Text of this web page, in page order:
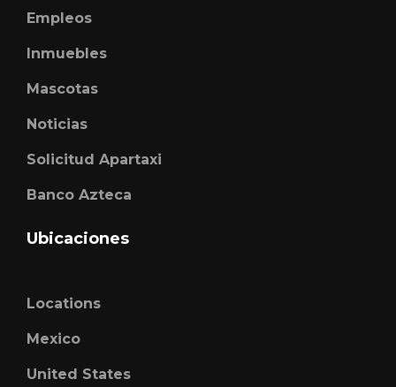
Empleos
Inmuebles
Mascotas
Noticias
Solicitud Apartaxi
Banco Azteca
Ubicaciones
Locations
Mexico
United States